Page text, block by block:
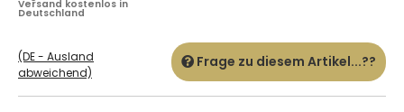
Versand kostenlos in
Deutschland
(DE - Ausland
abweichend)
Frage zu diesem Artikel...??